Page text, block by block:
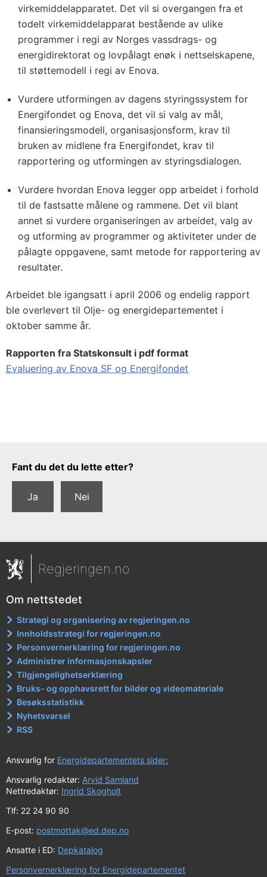
virkemiddelapparatet. Det vil si overgangen fra et
todelt virkemiddelapparat bestående av ulike
programmer i regi av Norges vassdrags- og
energidirektorat og lovpålagt enøk i nettselskapene,
til støttemodell i regi av Enova.
Vurdere utformingen av dagens styringssystem for
Energifondet og Enova, det vil si valg av mål,
finansieringsmodell, organisasjonsform, krav til
bruken av midlene fra Energifondet, krav til
rapportering og utformingen av styringsdialogen.
Vurdere hvordan Enova legger opp arbeidet i forhold
til de fastsatte målene og rammene. Det vil blant
annet si vurdere organiseringen av arbeidet, valg av
og utforming av programmer og aktiviteter under de
pålagte oppgavene, samt metode for rapportering av
resultater.
Arbeidet ble igangsatt i april 2006 og endelig rapport
ble overlevert til Olje- og energidepartementet i
oktober samme år.
Rapporten fra Statskonsult i pdf format
Evaluering av Enova SF og Energifondet
Tilbakemeldingsskjema
Fant du det du lette etter?
Ja Nei
Regjeringen.no
Om nettstedet
Strategi og organisering av regjeringen.no
Innholdsstrategi for regjeringen.no
Personvernerklæring for regjeringen.no
Administrer informasjonskapsler
Tilgjengelighetserklæring
Bruks- og opphavsrett for bilder og videomateriale
Besøksstatistikk
Nyhetsvarsel
RSS
Ansvarlig for Energidepartementets sider:
Ansvarlig redaktør: Arvid Samland
Nettredaktør: Ingrid Skogholt
Tlf: 22 24 90 90
E-post: postmottak@ed.dep.no
Ansatte i ED: Depkatalog
Personvernerklæring for Energidepartementet